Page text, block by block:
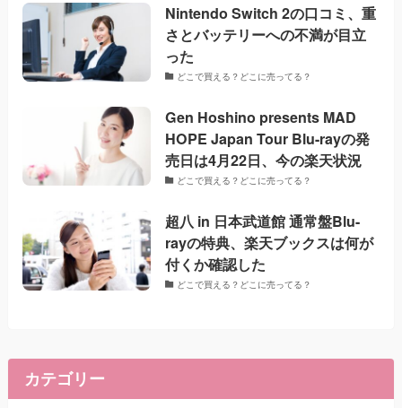
Nintendo Switch 2の口コミ、重
さとバッテリーへの不満が目立
った
どこで買える？どこに売ってる？
Gen Hoshino presents MAD
HOPE Japan Tour Blu-rayの発
売日は4月22日、今の楽天状況
どこで買える？どこに売ってる？
超八 in 日本武道館 通常盤Blu-
rayの特典、楽天ブックスは何が
付くか確認した
どこで買える？どこに売ってる？
カテゴリー